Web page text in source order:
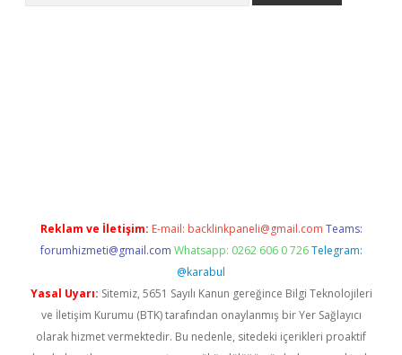
Reklam ve İletişim: E-mail: backlinkpaneli@gmail.com Teams:
forumhizmeti@gmail.com Whatsapp: 0262 606 0 726 Telegram:
@karabul
Yasal Uyarı: Sitemiz, 5651 Sayılı Kanun gereğince Bilgi Teknolojileri
ve İletişim Kurumu (BTK) tarafından onaylanmış bir Yer Sağlayıcı
olarak hizmet vermektedir. Bu nedenle, sitedeki içerikleri proaktif